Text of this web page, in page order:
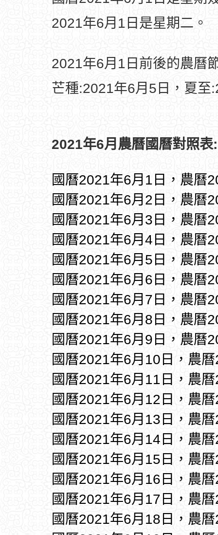
2021年6月1日是星期二。
2021年6月1日前後的農曆
芒種:2021年6月5日，夏至
2021年6月農曆國曆對照表:
國曆2021年6月1日，農曆
國曆2021年6月2日，農曆
國曆2021年6月3日，農曆
國曆2021年6月4日，農曆
國曆2021年6月5日，農曆
國曆2021年6月6日，農曆
國曆2021年6月7日，農曆
國曆2021年6月8日，農曆
國曆2021年6月9日，農曆
國曆2021年6月10日，農
國曆2021年6月11日，農
國曆2021年6月12日，農
國曆2021年6月13日，農
國曆2021年6月14日，農
國曆2021年6月15日，農
國曆2021年6月16日，農
國曆2021年6月17日，農
國曆2021年6月18日，農